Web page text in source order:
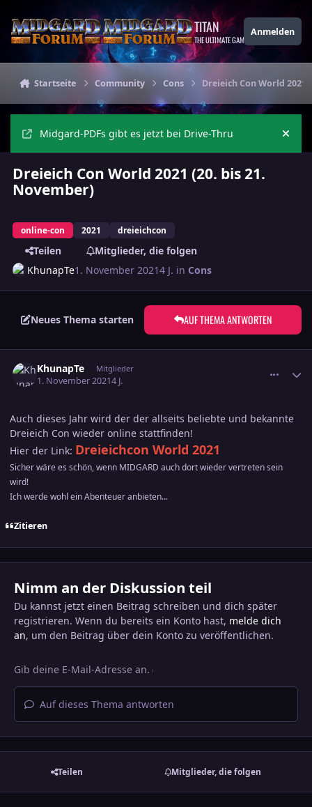
TITAN
THE ULTIMATE GAMING THEME
Anmelden
Startseite Community Cons Dreieich Con World 2021
Midgard-PDFs gibt es jetzt bei Drive-Thru
Dreieich Con World 2021 (20. bis 21.
November)
online-con 2021 dreieichcon
Teilen
Mitglieder, die folgen
KhunapTe1. November 20214 J. in Cons
Neues Thema starten AUF THEMA ANTWORTEN
KhunapTe Mitglieder
1. November 20214 J.
Auch dieses Jahr wird der der allseits beliebte und bekannte
Dreieich Con wieder online stattfinden!
Hier der Link: Dreieichcon World 2021
Sicher wäre es schön, wenn MIDGARD auch dort wieder vertreten sein
wird!
Ich werde wohl ein Abenteuer anbieten...
Zitieren
Nimm an der Diskussion teil
Du kannst jetzt einen Beitrag schreiben und dich später
registrieren. Wenn du bereits ein Konto hast, melde dich
an, um den Beitrag über dein Konto zu veröffentlichen.
Auf dieses Thema antworten
Teilen Mitglieder, die folgen